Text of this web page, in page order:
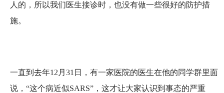
人的，所以我们医生接诊时，也没有做一些很好的防护措
施。
一直到去年12月31日，有一家医院的医生在他的同学群里面
说，“这个病近似SARS”，这才让大家认识到事态的严重